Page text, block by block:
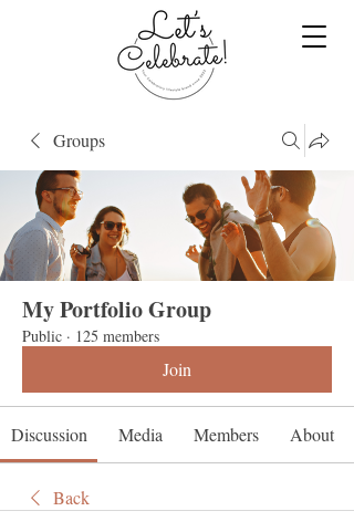
Groups
My Portfolio Group
Public · 125 members
Join
Discussion Media Members About
Back